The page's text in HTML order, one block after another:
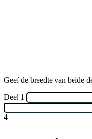
Geef de breedte van beide
Deel 1
4